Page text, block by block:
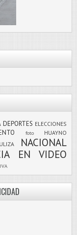
DEPORTES ELECCIONES
foto HUAYNO
NACIONAL
EN VIDEO